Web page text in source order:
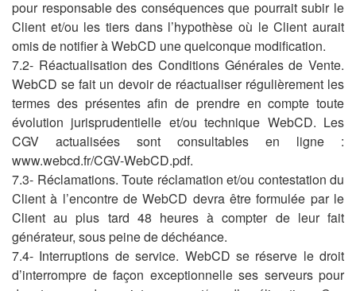
pour responsable des conséquences que pourrait subir le
Client et/ou les tiers dans l’hypothèse où le Client aurait
omis de notifier à WebCD une quelconque modification.
7.2- Réactualisation des Conditions Générales de Vente.
WebCD se fait un devoir de réactualiser régulièrement les
termes des présentes afin de prendre en compte toute
évolution jurisprudentielle et/ou technique WebCD. Les
CGV actualisées sont consultables en ligne :
www.webcd.fr/CGV-WebCD.pdf.
7.3- Réclamations. Toute réclamation et/ou contestation du
Client à l’encontre de WebCD devra être formulée par le
Client au plus tard 48 heures à compter de leur fait
générateur, sous peine de déchéance.
7.4- Interruptions de service. WebCD se réserve le droit
d’interrompre de façon exceptionnelle ses serveurs pour